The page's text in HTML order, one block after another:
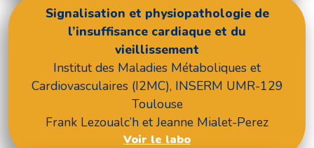
Signalisation et physiopathologie de
l’insuffisance cardiaque et du
vieillissement
Institut des Maladies Métaboliques et
Cardiovasculaires (I2MC), INSERM UMR-129
Toulouse
Frank Lezoualc’h et Jeanne Mialet-Perez
Voir le labo